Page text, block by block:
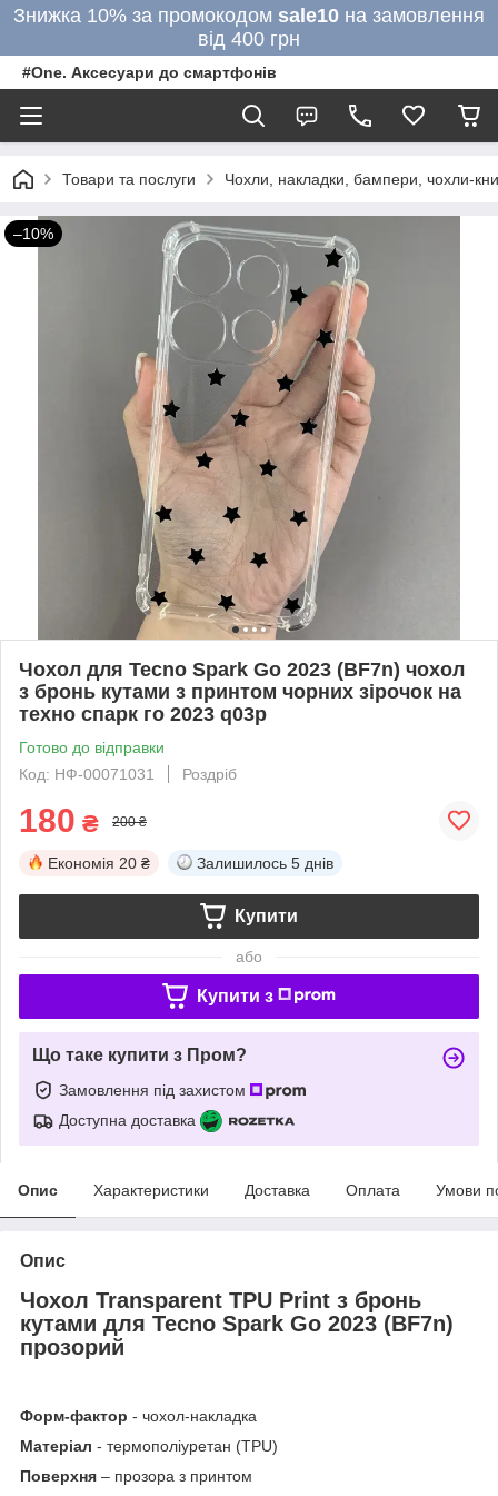
Знижка 10% за промокодом sale10 на замовлення
від 400 грн
#One. Аксесуари до смартфонів
Товари та послуги Чохли, накладки, бампери, чохли-
–10%
Чохол для Tecno Spark Go 2023 (BF7n) чохол
з бронь кутами з принтом чорних зірочок на
техно спарк го 2023 q03p
Готово до відправки
Код: НФ-00071031
Роздріб
180 ₴ 200 ₴
Економія 20 ₴ Залишилось 5 днів
Купити
або
Купити з
Що таке купити з Пром?
Замовлення під захистом
Доступна доставка
Опис Характеристики Доставка Оплата Умови
Опис
Чохол Transparent TPU Print з бронь
кутами для Tecno Spark Go 2023 (BF7n)
прозорий
Форм-фактор - чохол-накладка
Матеріал - термополіуретан (TPU)
Поверхня – прозора з принтом